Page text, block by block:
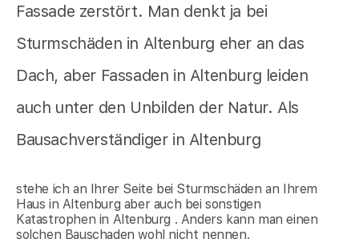
Fassade zerstört. Man denkt ja bei
Sturmschäden in Altenburg eher an das
Dach, aber Fassaden in Altenburg leiden
auch unter den Unbilden der Natur. Als
Bausachverständiger in Altenburg
stehe ich an Ihrer Seite bei Sturmschäden an Ihrem
Haus in Altenburg aber auch bei sonstigen
Katastrophen in Altenburg . Anders kann man einen
solchen Bauschaden wohl nicht nennen.